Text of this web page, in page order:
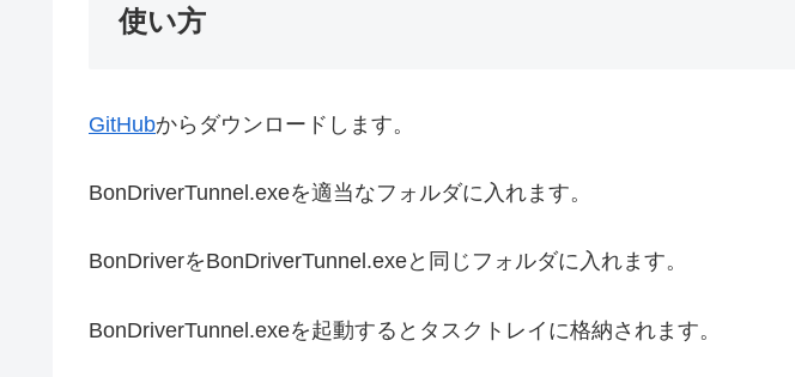
使い方
GitHubからダウンロードします。
BonDriverTunnel.exeを適当なフォルダに入れます。
BonDriverをBonDriverTunnel.exeと同じフォルダに入れます。
BonDriverTunnel.exeを起動するとタスクトレイに格納されます。